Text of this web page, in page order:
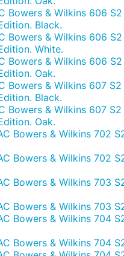
Bowers & Wilkins 606 S2
Black.
Bowers & Wilkins 606 S2
White.
Bowers & Wilkins 606 S2
Oak.
Bowers & Wilkins 607 S2
Black.
Bowers & Wilkins 607 S2
Oak.
Bowers & Wilkins 702
Bowers & Wilkins 702
Bowers & Wilkins 703
Bowers & Wilkins 703
Bowers & Wilkins 704
Bowers & Wilkins 704